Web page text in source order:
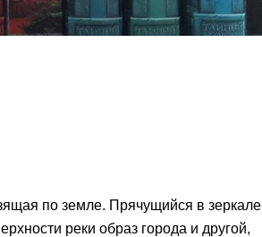
по земле. Прячущийся в зеркале
реки образ города и другой,